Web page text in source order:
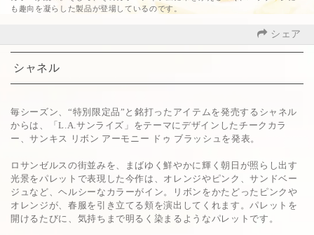
も趣向を凝らした製品が登場しているのです。
シェア
シャネル
毎シーズン、“特別限定品”と銘打ったアイテムを発売するシャネル
からは、「L.A.サンライズ」をテーマにデザインしたチークカラ
ー、サンキス リボン アーモニー ドゥ ブラッシュを発表。
ロサンゼルスの街並みを、まばゆく鮮やかに輝く朝日が照らし出す
光景をパレットで表現した今作は、オレンジやピンク、サンドベー
ジュなど、ヘルシーなカラーがイン。リボンをかたどったピンクや
オレンジが、春服を引き立てる頬を演出してくれます。パレットを
開けるたびに、気持ちまで明るく染まるようなパレットです。